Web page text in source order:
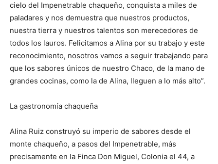
cielo del Impenetrable chaqueño, conquista a miles de
paladares y nos demuestra que nuestros productos,
nuestra tierra y nuestros talentos son merecedores de
todos los lauros. Felicitamos a Alina por su trabajo y este
reconocimiento, nosotros vamos a seguir trabajando para
que los sabores únicos de nuestro Chaco, de la mano de
grandes cocinas, como la de Alina, lleguen a lo más alto”.
La gastronomía chaqueña
Alina Ruiz construyó su imperio de sabores desde el
monte chaqueño, a pasos del Impenetrable, más
precisamente en la Finca Don Miguel, Colonia el 44, a